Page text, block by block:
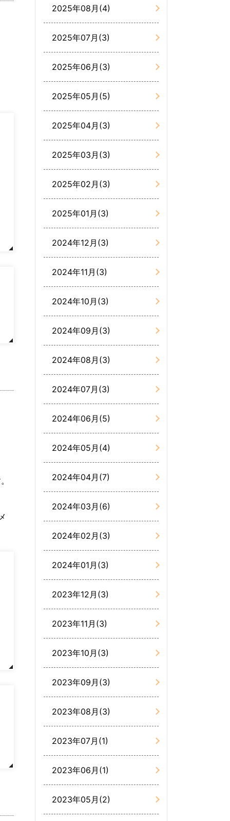
2025年08月(4)
2025年07月(3)
2025年06月(3)
2025年05月(5)
2025年04月(3)
2025年03月(3)
2025年02月(3)
2025年01月(3)
2024年12月(3)
2024年11月(3)
2024年10月(3)
2024年09月(3)
2024年08月(3)
2024年07月(3)
2024年06月(5)
2024年05月(4)
2024年04月(7)
2024年03月(6)
2024年02月(3)
2024年01月(3)
2023年12月(3)
2023年11月(3)
2023年10月(3)
2023年09月(3)
2023年08月(3)
2023年07月(1)
2023年06月(1)
2023年05月(2)